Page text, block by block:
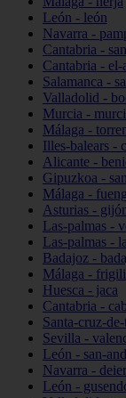
León - león
Navarra -
Cantabria -
Cantabria - el-
Salamanca -
Valladolid -
Murcia -
Málaga -
Illes-balears -
Alicante -
Gipuzkoa -
Málaga -
Asturias -
Las-palmas -
Las-palmas -
Badajoz -
Málaga -
Huesca - jaca
Cantabria -
Santa-cruz-
Sevilla -
León - san-
Navarra -
León -